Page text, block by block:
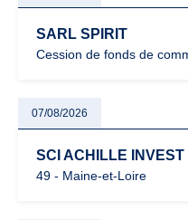
SARL SPIRIT
Cession de fonds de
07/08/2026
SCI ACHILLE INVEST
49 - Maine-et-Loire